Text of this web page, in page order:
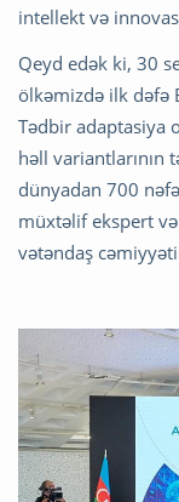
intellekt və
Qeyd edək ki, 30
ölkəmizdə ilk dəfə
Tədbir adaptasiya
həll
dünyadan 700
müxtəlif ekspert
vətəndaş